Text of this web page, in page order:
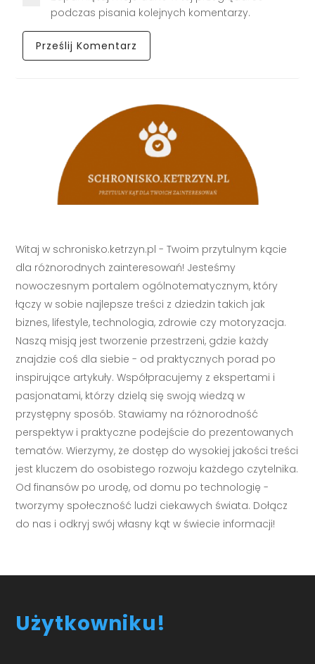
podczas pisania kolejnych komentarzy.
Witaj w schronisko.ketrzyn.pl - Twoim przytulnym kącie
dla różnorodnych zainteresowań! Jesteśmy
nowoczesnym portalem ogólnotematycznym, który
łączy w sobie najlepsze treści z dziedzin takich jak
biznes, lifestyle, technologia, zdrowie czy motoryzacja.
Naszą misją jest tworzenie przestrzeni, gdzie każdy
znajdzie coś dla siebie - od praktycznych porad po
inspirujące artykuły. Współpracujemy z ekspertami i
pasjonatami, którzy dzielą się swoją wiedzą w
przystępny sposób. Stawiamy na różnorodność
perspektyw i praktyczne podejście do prezentowanych
tematów. Wierzymy, że dostęp do wysokiej jakości treści
jest kluczem do osobistego rozwoju każdego czytelnika.
Od finansów po urodę, od domu po technologię -
tworzymy społeczność ludzi ciekawych świata. Dołącz
do nas i odkryj swój własny kąt w świecie informacji!
Użytkowniku!